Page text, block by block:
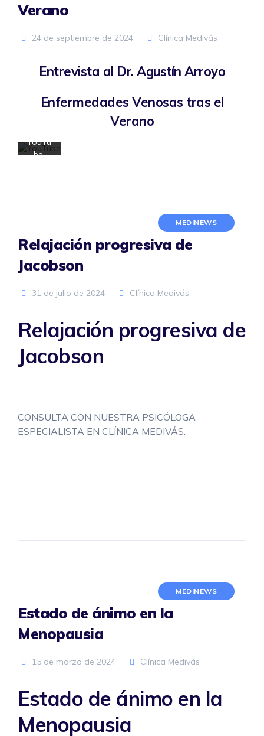
Verano
24 de septiembre de 2024 Clínica Medivás
Entrevista al Dr. Agustín Arroyo
Enfermedades Venosas tras el
Verano
cargar
vídeo,
a la
polític
privaci
YouTu
be.
Desbloquear
siempre
MEDINEWS
Relajación progresiva de
Jacobson
31 de julio de 2024 Clínica Medivás
Relajación progresiva de
Jacobson
CONSULTA CON NUESTRA PSICÓLOGA
ESPECIALISTA EN CLÍNICA MEDIVÁS.
MEDINEWS
Estado de ánimo en la
Menopausia
15 de marzo de 2024 Clínica Medivás
Estado de ánimo en la
Menopausia